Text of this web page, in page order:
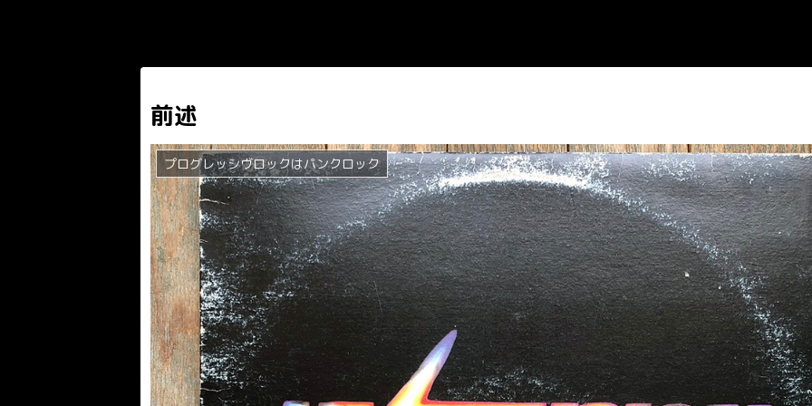
前述
プログレッシヴロックはパンクロック